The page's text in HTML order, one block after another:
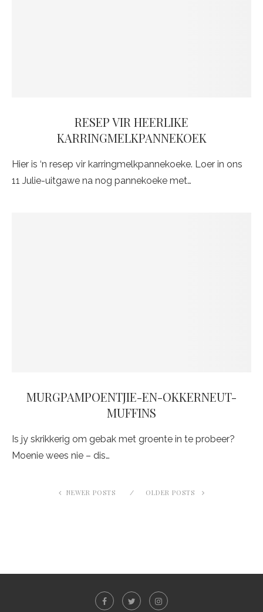
RESEP VIR HEERLIKE
KARRINGMELKPANNEKOEK
Hier is ‘n resep vir karringmelkpannekoeke. Loer in ons
11 Julie-uitgawe na nog pannekoeke met…
MURGPAMPOENTJIE-EN-OKKERNEUT-
MUFFINS
Is jy skrikkerig om gebak met groente in te probeer?
Moenie wees nie – dis…
NEWER POSTS OLDER POSTS